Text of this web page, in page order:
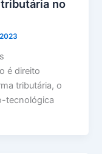
no
é direito
tributária, o
tecnológica